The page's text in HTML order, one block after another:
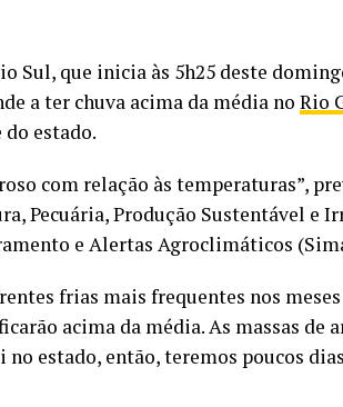
Sul, que inicia às 5h25 deste
a ter chuva acima da média no Rio
estado.
com relação às temperaturas”,
Pecuária, Produção Sustentável e
e Alertas Agroclimáticos
frias mais frequentes nos
acima da média. As massas de
no estado, então, teremos poucos